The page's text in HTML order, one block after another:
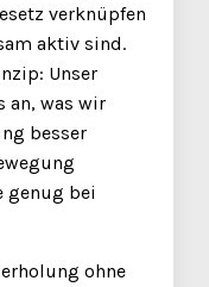
verknüpfen
aktiv sind.
Unser
an, was wir
besser
genug bei
ohne